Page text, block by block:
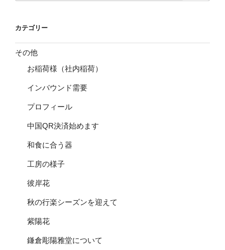
カテゴリー
その他
お稲荷様（社内稲荷）
インバウンド需要
プロフィール
中国QR決済始めます
和食に合う器
工房の様子
彼岸花
秋の行楽シーズンを迎えて
紫陽花
鎌倉彫陽雅堂について